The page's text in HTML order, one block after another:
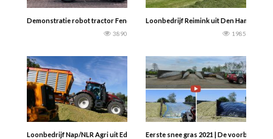
Demonstratie robot tractor Fendt – Abemec -Landbouwfilmpjes-
3890
Loonbedrijf Reimink uit Den Ham- Gras
1985
Loonbedrijf Nap/NLR Agri uit Ede aan het hakselen met een : New Holland
Eerste snee gras 2021 | De